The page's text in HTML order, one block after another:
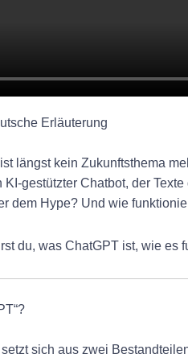
Erläuterung
längst kein Zukunftsthema
KI-gestützter Chatbot, der
dem Hype? Und wie
du, was ChatGPT ist, wie
setzt sich aus zwei